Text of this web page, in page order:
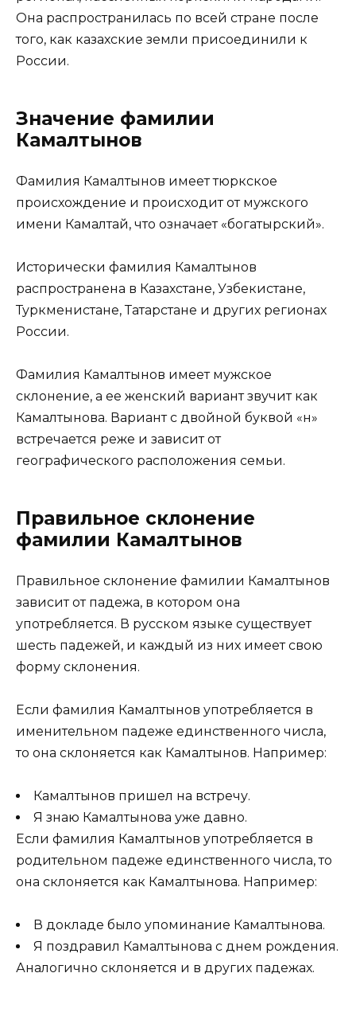
Она распространилась по всей стране после
того, как казахские земли присоединили к
России.
Значение фамилии
Камалтынов
Фамилия Камалтынов имеет тюркское
происхождение и происходит от мужского
имени Камалтай, что означает «богатырский».
Исторически фамилия Камалтынов
распространена в Казахстане, Узбекистане,
Туркменистане, Татарстане и других регионах
России.
Фамилия Камалтынов имеет мужское
склонение, а ее женский вариант звучит как
Камалтынова. Вариант с двойной буквой «н»
встречается реже и зависит от
географического расположения семьи.
Правильное склонение
фамилии Камалтынов
Правильное склонение фамилии Камалтынов
зависит от падежа, в котором она
употребляется. В русском языке существует
шесть падежей, и каждый из них имеет свою
форму склонения.
Если фамилия Камалтынов употребляется в
именительном падеже единственного числа,
то она склоняется как Камалтынов. Например:
Камалтынов пришел на встречу.
Я знаю Камалтынова уже давно.
Если фамилия Камалтынов употребляется в
родительном падеже единственного числа, то
она склоняется как Камалтынова. Например:
В докладе было упоминание Камалтынова.
Я поздравил Камалтынова с днем рождения.
Аналогично склоняется и в других падежах.